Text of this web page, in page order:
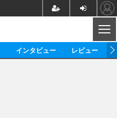
インタビュー レビュー